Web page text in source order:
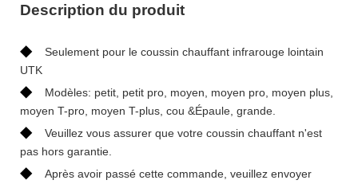
Description du produit
◆
Seulement pour le coussin chauffant infrarouge lointain
UTK
◆
Modèles: petit, petit pro, moyen, moyen pro, moyen plus,
moyen T-pro, moyen T-plus, cou &Épaule, grande.
◆
Veuillez vous assurer que votre coussin chauffant n'est
pas hors garantie.
◆
Après avoir passé cette commande, veuillez envoyer